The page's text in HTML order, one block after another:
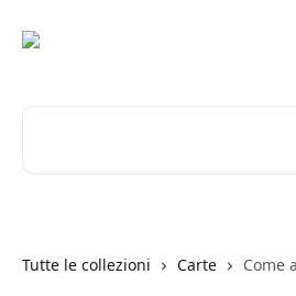
Tutte le collezioni Carte Come